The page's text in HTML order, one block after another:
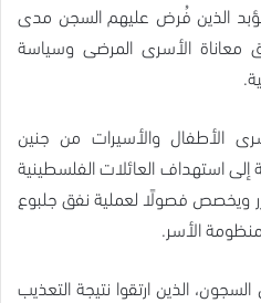
الذين فُرض عليهم السجن مدى
معاناة الأسرى المرضى وسياسة
الأطفال والأسيرات من جنين
إلى استهداف العائلات الفلسطينية
ويخصص فصولًا لعملية نفق جلبوع
الأسر.
الذين ارتقوا نتيجة التعذيب